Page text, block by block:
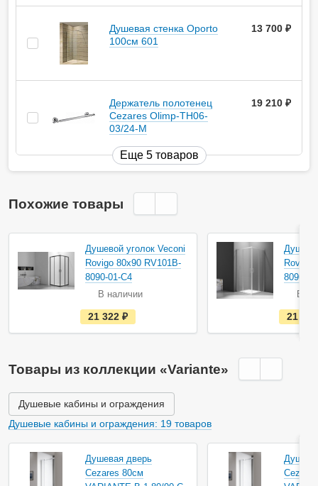
Душевая стенка Oporto
100см 601
13 700
Держатель полотенец
Cezares Olimp-TH06-
03/24-M
19 210
Еще 5 товаров
Похожие товары
Душевой уголок Veconi
Rovigo 80х90 RV101B-
8090-01-C4
В наличии
е
с
т
а
и
ч
и
и
21 322
Rovigo
8090-
В
21
Товары из коллекции «Variante»
Душевые кабины и ограждения
Душевые кабины и ограждения: 19 товаров
Душевая дверь
Cezares 80см